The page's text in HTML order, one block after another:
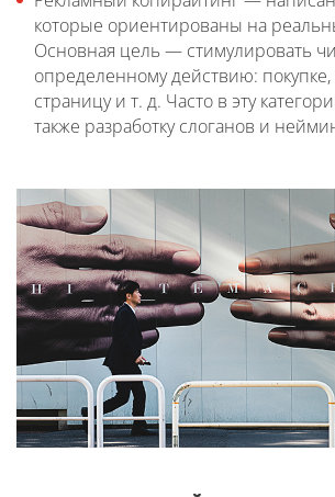
которые ориентированы на
Основная цель — стимулировать
определенному действию:
страницу и т. д. Часто в эту
также разработку слоганов и